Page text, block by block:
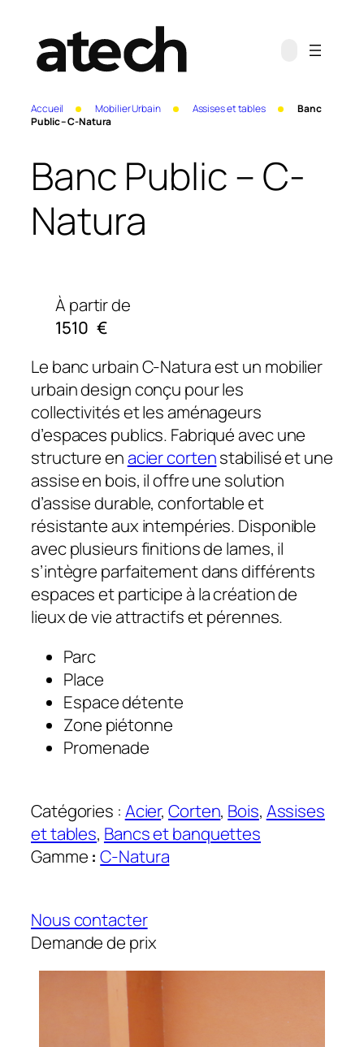
Accueil Mobilier Urbain Assises et tables
Banc
Public – C-Natura
Banc Public – C-
Natura
À partir de
1510 €
Le banc urbainC-Naturaest un mobilier
urbain design conçu pour les
collectivités et les aménageurs
d’espaces publics. Fabriqué avec une
structure enacier cortenstabilisé et une
assise en bois, il offre une solution
d’assise durable, confortable et
résistante aux intempéries. Disponible
avec plusieurs finitions de lames, il
s’intègre parfaitement dans différents
espaces et participe à la création de
lieux de vie attractifs et pérennes.
Parc
Place
Espace détente
Zone piétonne
Promenade
Catégories : Acier, Corten, Bois, Assises
et tables, Bancs et banquettes
Gamme : C-Natura
Nous contacter
Demande de prix